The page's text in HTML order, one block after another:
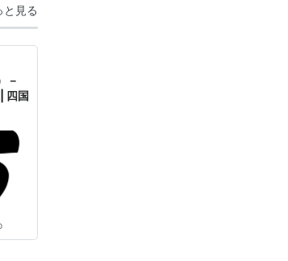
と見る
－
四国